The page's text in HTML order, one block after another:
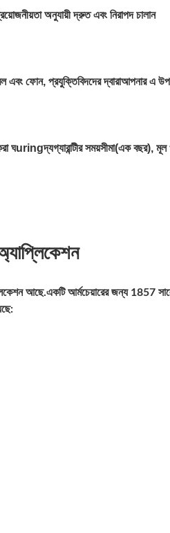
অনুযায়ী দ্রুত এবং নিরাপদ চালান
এবং ফোন, প্রযুক্তিবিদদের দ্বারাআপনার এ
ঘuringদ্যগ্যারান্টীর সময়সীমা(এক বছর), মূল
আছে.একটি আর্মচেয়ারের জন্য 1857